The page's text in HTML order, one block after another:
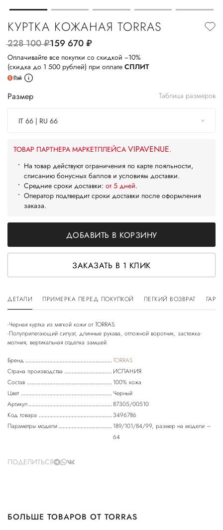
КУРТКА КОЖАНАЯ TORRAS
228 100руб.159 670руб.
Оплачивайте все покупки со скидкой −10%
(скидка до 1 500 рублей) при оплате СПЛИТ
Размер Таблица размеров
IT 66 | RU 66
ТОВАР ПАРТНЕРА МАРКЕТПЛЕЙСА VIPAVENUE.
На товар действуют ограничения по карте лояльности,
списанию бонусных баллов и условиям доставки.
Средние сроки доставки: от 5 дней.
Оператор подтвердит сроки доставки после оформления
заказа.
ДОБАВИТЬ В КОРЗИНУ
ЗАКАЗАТЬ В 1 КЛИК
ДЕТАЛИ ПРИМЕРКА ПЕРЕД ПОКУПКОЙ ЛЕГКИЙ ВОЗВРАТ
-Черная куртка из мягкой кожи от TORRAS.
-Полуприлегающий силуэт, длинные рукава, отложной воротник, застежка-
Бренд
TORRAS
Страна производства
ИСПАНИЯ
Состав
100% кожа
Цвет
Черный
Артикул
87305/00510
Код товара
3496786
Параметры модели
189/101/84/99, размер на модели –
64
ПОДЕЛИТЬСЯ
БОЛЬШЕ ТОВАРОВ ОТ TORRAS